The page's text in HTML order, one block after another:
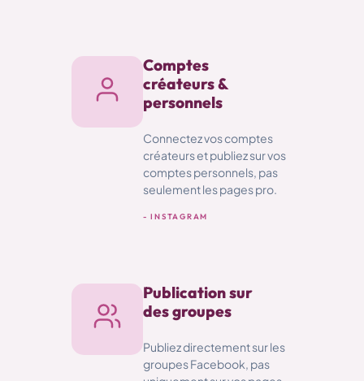
Comptes
créateurs &
personnels
Connectez vos comptes
créateurs et publiez sur vos
comptes personnels, pas
seulement les pages pro.
- INSTAGRAM
Publication sur
des groupes
Publiez directement sur les
groupes Facebook, pas